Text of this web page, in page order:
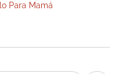
Para Mamá